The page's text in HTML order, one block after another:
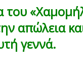
του
απώλεια
γεννά.